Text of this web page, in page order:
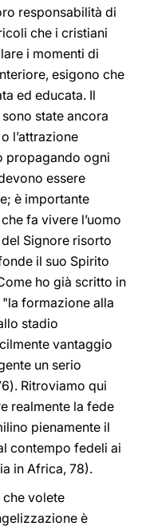
responsabilità di
che i cristiani
i momenti di
esigono che
ed educata. Il
state ancora
l’attrazione
propagando ogni
essere
è importante
fa vivere l’uomo
Signore risorto
il suo Spirito
ho già scritto in
formazione alla
stadio
vantaggio
un serio
Ritroviamo qui
realmente la fede
pienamente il
contempo fedeli ai
in Africa, 78).
che volete
è